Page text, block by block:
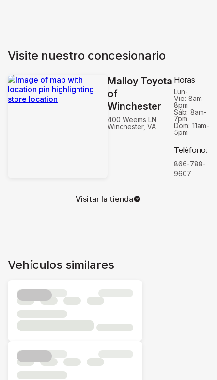
Visite nuestro concesionario
Malloy Toyota
of
Winchester
400 Weems LN
Winchester, VA
Horas
Lun-
Vie: 8am-
8pm
Sáb: 8am-
7pm
Dom: 11am-
5pm
Teléfono:
866-788-
9607
Visitar la tienda
Vehículos similares